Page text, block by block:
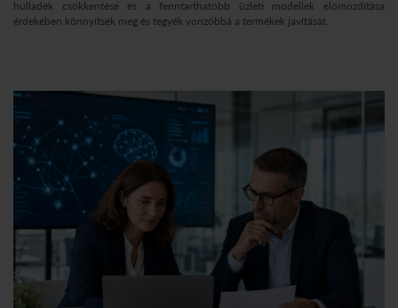
hulladék csökkentése és a fenntarthatóbb üzleti modellek előmozdítása
érdekében könnyítsék meg és tegyék vonzóbbá a termékek javítását.